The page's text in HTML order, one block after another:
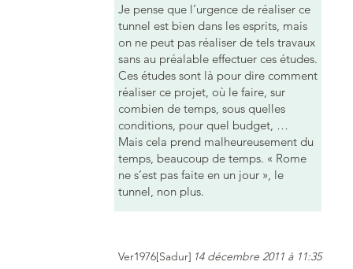
Je pense que l’urgence de réaliser ce
tunnel est bien dans les esprits, mais
on ne peut pas réaliser de tels travaux
sans au préalable effectuer ces études.
Ces études sont là pour dire comment
réaliser ce projet, où le faire, sur
combien de temps, sous quelles
conditions, pour quel budget, …
Mais cela prend malheureusement du
temps, beaucoup de temps. « Rome
ne s’est pas faite en un jour », le
tunnel, non plus.
Ver1976[Sadur] 14 décembre 2011 à 11:35